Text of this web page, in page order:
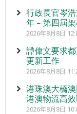
行政長官岑
年 – 第四屆
2026年8月8日
譚偉文要求
更新工作
2026年8月8日
港珠澳大橋
港澳物流高
2026年8月8日